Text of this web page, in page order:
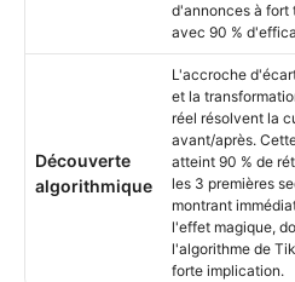
d'annonces à fort
avec 90 %
Découverte
algorithmique
L'accroche
et la
réel résolvent la
avant/après.
atteint 90 % de
les 3 premières
montrant
l'effet magique,
l'algorithme de
forte implication.